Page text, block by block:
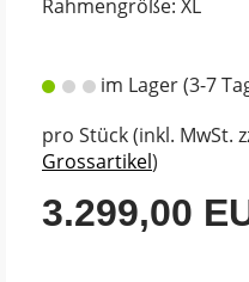
Rahmengröße: XL
im Lager (3-7
pro Stück (inkl. MwSt.
Grossartikel)
3.299,00